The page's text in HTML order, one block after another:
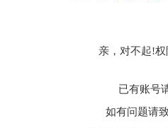
亲，对不起!权
已有账号
如有问题请